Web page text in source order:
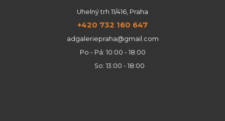
Uhelný trh 11/416, Praha
+420 732 160 647
adgaleriepraha@gmail.com
Po - Pá: 10:00 - 18:00
So: 13:00 - 18:00